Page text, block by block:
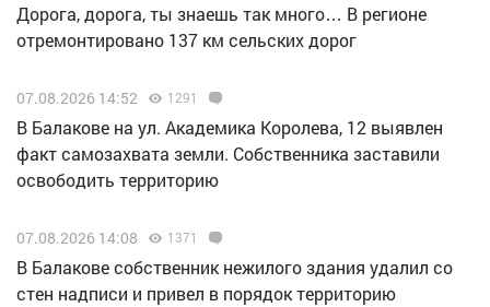
Дорога, дорога, ты знаешь так много… В регионе
отремонтировано 137 км сельских дорог
07.08.2026 14:52 1291
В Балакове на ул. Академика Королева, 12 выявлен
факт самозахвата земли. Собственника заставили
освободить территорию
07.08.2026 14:08 1371
В Балакове собственник нежилого здания удалил со
стен надписи и привел в порядок территорию